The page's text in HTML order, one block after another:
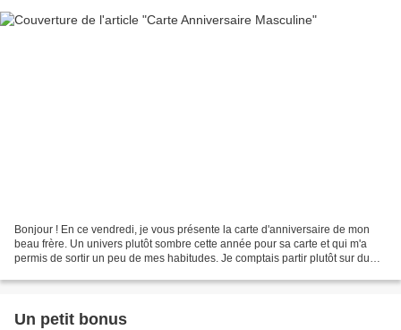
Bonjour ! En ce vendredi, je vous présente la carte d'anniversaire de mon
beau frère. Un univers plutôt sombre cette année pour sa carte et qui m'a
permis de sortir un peu de mes habitudes. Je comptais partir plutôt sur du
Un petit bonus